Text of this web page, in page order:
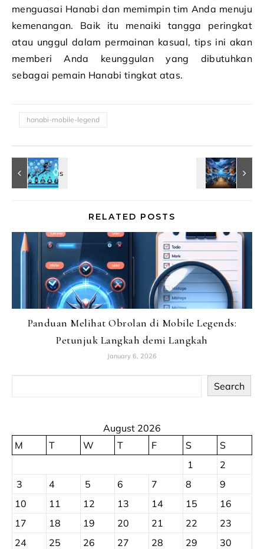
menguasai Hanabi dan memimpin tim Anda menuju
kemenangan. Baik itu menaiki tangga peringkat
atau unggul dalam permainan kasual, tips ini akan
memberi Anda keunggulan yang dibutuhkan
sebagai pemain Hanabi tingkat atas.
hanabi-mobile-legend
RELATED POSTS
Panduan Melihat Obrolan di Mobile Legends:
Petunjuk Langkah demi Langkah
January 6, 2026
Search
August 2026
M
T W T F S
S
1
2
3
4 5 6 7 8
9
10
11 12 13 14 15
16
17
18 19 20 21 22
23
24
25 26 27 28 29
30